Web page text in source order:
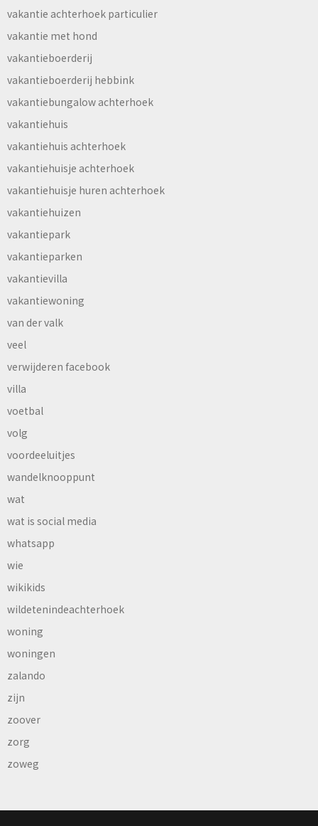
vakantie achterhoek particulier
vakantie met hond
vakantieboerderij
vakantieboerderij hebbink
vakantiebungalow achterhoek
vakantiehuis
vakantiehuis achterhoek
vakantiehuisje achterhoek
vakantiehuisje huren achterhoek
vakantiehuizen
vakantiepark
vakantieparken
vakantievilla
vakantiewoning
van der valk
veel
verwijderen facebook
villa
voetbal
volg
voordeeluitjes
wandelknooppunt
wat
wat is social media
whatsapp
wie
wikikids
wildetenindeachterhoek
woning
woningen
zalando
zijn
zoover
zorg
zoweg